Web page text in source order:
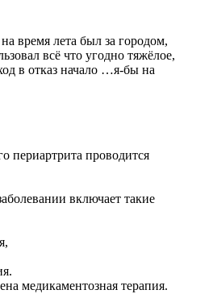
время лета был за городом,
всё что угодно тяжёлое,
в отказ начало …я-бы на
периартрита проводится
включает такие
медикаментозная терапия.